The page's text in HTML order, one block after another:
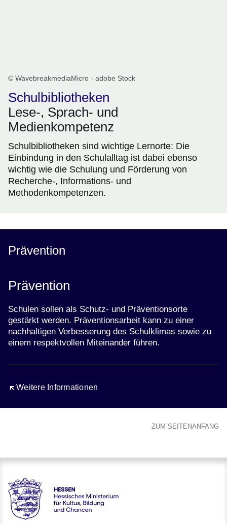
© WavebreakmediaMicro - adobe Stock
Schulbibliotheken
Lese-, Sprach- und
Medienkompetenz
Schulbibliotheken sind wichtige Lernorte: Die
Einbindung in den Schulalltag ist dabei ebenso
wichtig wie die Schulung und Förderung von
Recherche-, Informations- und
Methodenkompetenzen.
Prävention
Prävention
Schulen sollen als Schutz- und Präventionsorte
gestärkt werden. Präventionsarbeit kann zu einer
nachhaltigen Verbesserung des Schulklimas sowie zu
einem respektvollen Miteinander führen.
Weitere Informationen
Öffnet sich in einem neuen Fenster
ZUM SEITENANFANG
Hessen - Hessisches Ministerium für Kultus, Bildung und